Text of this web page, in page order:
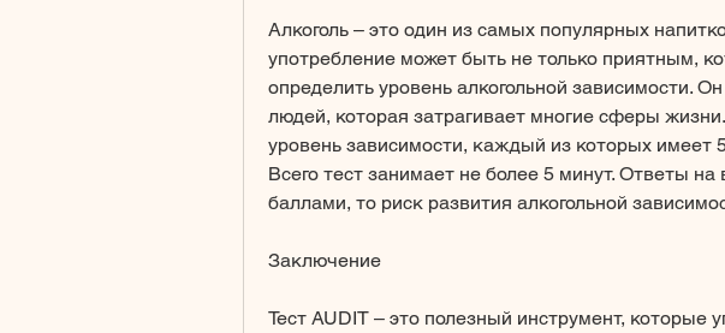
Алкоголь – это один из самых популярных
употребление может быть не только приятным,
определить уровень алкогольной зависимости.
людей, которая затрагивает многие сферы
уровень зависимости, каждый из которых имеет
Всего тест занимает не более 5 минут. Ответы
баллами, то риск развития алкогольной
Заключение
Тест AUDIT – это полезный инструмент, которые